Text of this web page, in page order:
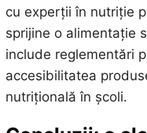
cu experții în nutriție
sprijine o alimentație
include reglementări
accesibilitatea
nutrițională în școli.